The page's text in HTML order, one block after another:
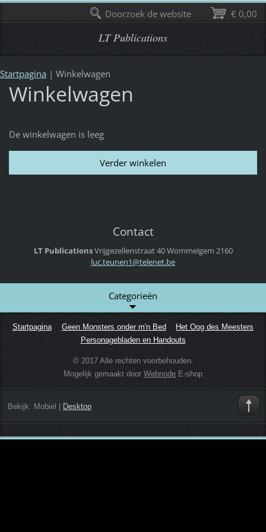
LT Publications
Startpagina | Winkelwagen
Winkelwagen
De winkelwagen is leeg
Contact
LT PublicationsVrijgezellenstraat 40Wommelgem 2160
luc.teunen1@telenet.be
Categorieën
Startpagina Geen Monsters onder m'n Bed
Het Oog des Meesters
Personagebladen en Handouts
© 2017 Alle rechten voorbehouden.
Mogelijk gemaakt doorWebnode E-shop
Bekijk: Mobiel Desktop
€ 0,00
Doorzoek de website